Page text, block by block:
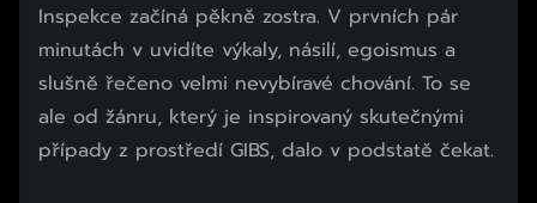
Inspekce začíná pěkně zostra. V prvních pár
minutách v uvidíte výkaly, násilí, egoismus a
slušně řečeno velmi nevybíravé chování. To se
ale od žánru, který je inspirovaný skutečnými
případy z prostředí GIBS, dalo v podstatě čekat.